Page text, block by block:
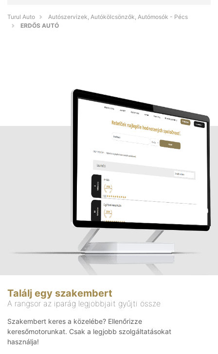
Turul Auto
Autószervizek, Autókölcsönzők, Autómosók - Pécs
ERDŐS AUTÓ
Találj egy szakembert
A rangsor az iparág legjobbjait gyűjti össze
Szakembert keres a közelébe? Ellenőrizze
keresőmotorunkat. Csak a legjobb szolgáltatásokat
használja!